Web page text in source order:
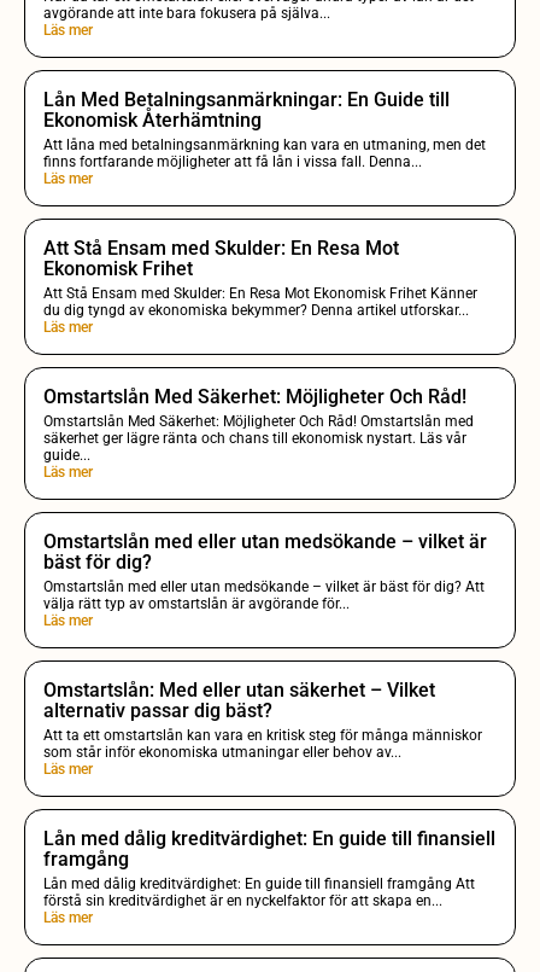
avgörande att inte bara fokusera på själva...
Läs mer
Lån Med Betalningsanmärkningar: En Guide till
Ekonomisk Återhämtning
Att låna med betalningsanmärkning kan vara en utmaning, men det
finns fortfarande möjligheter att få lån i vissa fall. Denna...
Läs mer
Att Stå Ensam med Skulder: En Resa Mot
Ekonomisk Frihet
Att Stå Ensam med Skulder: En Resa Mot Ekonomisk Frihet Känner
du dig tyngd av ekonomiska bekymmer? Denna artikel utforskar...
Läs mer
Omstartslån Med Säkerhet: Möjligheter Och Råd!
Omstartslån Med Säkerhet: Möjligheter Och Råd! Omstartslån med
säkerhet ger lägre ränta och chans till ekonomisk nystart. Läs vår
guide...
Läs mer
Omstartslån med eller utan medsökande – vilket är
bäst för dig?
Omstartslån med eller utan medsökande – vilket är bäst för dig? Att
välja rätt typ av omstartslån är avgörande för...
Läs mer
Omstartslån: Med eller utan säkerhet – Vilket
alternativ passar dig bäst?
Att ta ett omstartslån kan vara en kritisk steg för många människor
som står inför ekonomiska utmaningar eller behov av...
Läs mer
Lån med dålig kreditvärdighet: En guide till finansiell
framgång
Lån med dålig kreditvärdighet: En guide till finansiell framgång Att
förstå sin kreditvärdighet är en nyckelfaktor för att skapa en...
Läs mer